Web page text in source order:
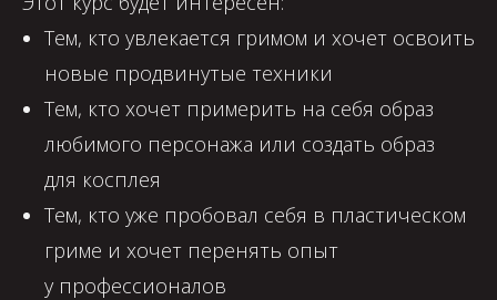
Тем, кто увлекается гримом и хочет освоить
новые продвинутые техники
Тем, кто хочет примерить на себя образ
любимого персонажа или создать образ
для косплея
Тем, кто уже пробовал себя в пластическом
гриме и хочет перенять опыт
у профессионалов
на российских и зарубежных
театральных и кинопроектах.
Основатель студии грима
и спецэффектов FX-SHOP.
Преподаватель учебного центра
Криолан.